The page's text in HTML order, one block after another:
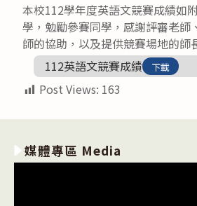
本校112學年度英語文競賽成績如
學，勉勵參賽同學，感謝評審老師
師的協助，以及提供競賽場地的師
112英語文競賽成績
下載
Post Views: 163
媒體專區 Media